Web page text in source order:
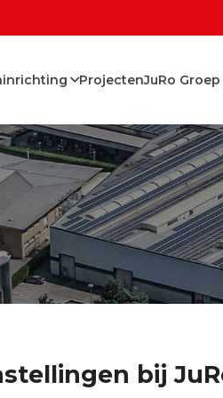
ProjectenJuRo Groep
bij